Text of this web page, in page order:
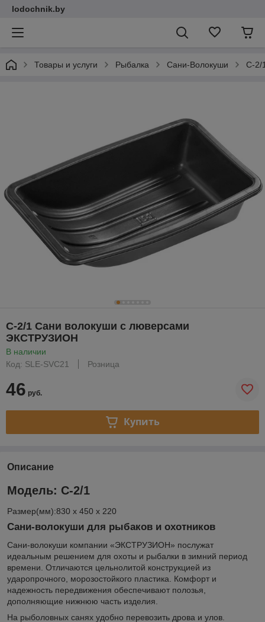
lodochnik.by
Товары и услуги Рыбалка Сани-Волокуши С-2/
С-2/1 Сани волокуши с люверсами
ЭКСТРУЗИОН
В наличии
Код: SLE-SVC21
Розница
46 руб.
Купить
Описание
Модель: С-2/1
Размер(мм):830 x 450 x 220
Сани-волокуши для рыбаков и охотников
Сани-волокуши компании «ЭКСТРУЗИОН» послужат
идеальным решением для охоты и рыбалки в зимний период
времени. Отличаются цельнолитой конструкцией из
ударопрочного, морозостойкого пластика. Комфорт и
надежность передвижения обеспечивают полозья,
дополняющие нижнюю часть изделия.
На рыболовных санях удобно перевозить дрова и улов.